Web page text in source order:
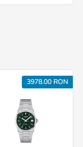
3978.00 RON